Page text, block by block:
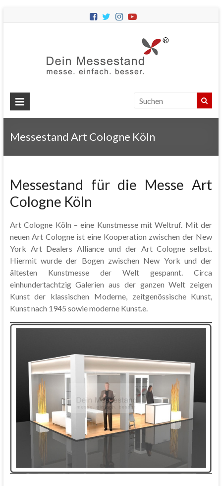
Messestände
für
Messestand Art Cologne Köln
Messestand für die Messe Art
Cologne Köln
Art Cologne Köln – eine Kunstmesse mit Weltruf. Mit der
neuen Art Cologne ist eine Kooperation zwischen der New
York Art Dealers Alliance und der Art Cologne selbst.
Hiermit wurde der Bogen zwischen New York und der
ältesten Kunstmesse der Welt gespannt. Circa
einhundertachtzig Galerien aus der ganzen Welt zeigen
Kunst der klassischen Moderne, zeitgenössische Kunst,
Kunst nach 1945 sowie moderne Kunst.e.